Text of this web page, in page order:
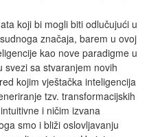
koji bi mogli biti odlučujući u
značaja, barem u ovoj
kao nove paradigme u
sa stvaranjem novih
kojim vještačka inteligencija
tzv. transformacijskih
i ničim izvana
smo i bliži oslovljavanju